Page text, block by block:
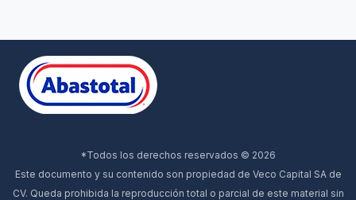
*Todos los derechos reservados © 2026
Este documento y su contenido son propiedad de Veco Capital SA de
CV. Queda prohibida la reproducción total o parcial de este material sin